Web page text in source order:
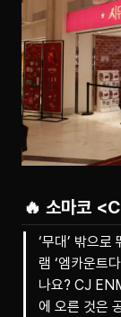
🔥 소마코
‘무대’ 밖으로
램 ‘엠카운트
나요? CJ
에 오른 것은